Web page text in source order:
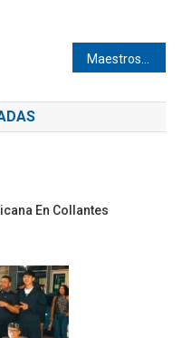
En Collantes